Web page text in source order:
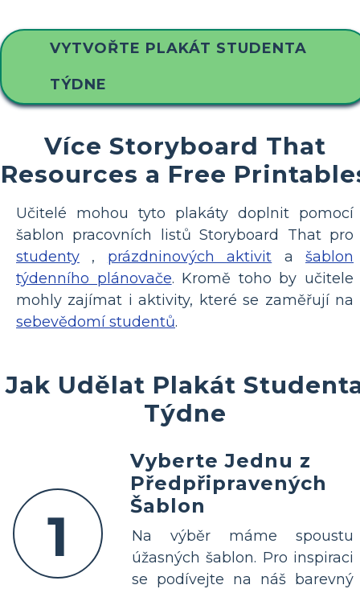
VYTVOŘTE PLAKÁT STUDENTA
TÝDNE
Více Storyboard That
Resources a Free
Učitelé mohou tyto plakáty doplnit pomocí
šablon pracovních listů Storyboard That pro
studenty , prázdninových aktivit ašablon
týdenního plánovače. Kromě toho by učitele
mohly zajímat i aktivity, které se zaměřují na
sebevědomí studentů.
Jak Udělat Plakát
Týdne
1
Vyberte Jednu z
Předpřipravených
Šablon
Na výběr máme spoustu
úžasných šablon. Pro inspiraci
se podívejte na náš barevný